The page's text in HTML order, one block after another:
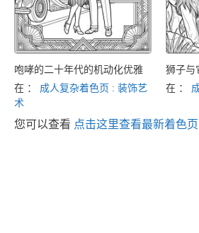
咆哮的二十年代的机动化优雅
在 ： 成人复杂着色页 : 装饰艺
术
狮子与
在 ：
您可以查看 点击这里查看最新着色